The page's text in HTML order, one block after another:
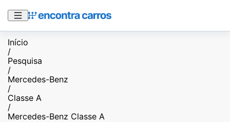
Início
/
Pesquisa
/
Mercedes-Benz
/
Classe A
/
Mercedes-Benz Classe A